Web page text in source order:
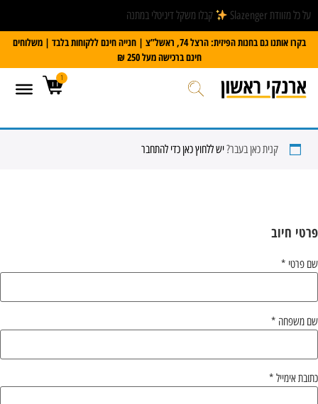
על כל מזוודת Slazenger
קבלו משקל דיגיטלי במתנה
בקרו אותנו גם בחנות הפיזית: הרצל 74, ראשל”צ | חנייה חינם ללקוחות בלבד | משלוחים
חינם ברכישה מעל 250 ₪
1
קנית כאן בעבר?יש ללחוץ כאן כדי להתחבר
פרטי חיוב‫
שם פרטי *
שם משפחה *
כתובת אימייל *